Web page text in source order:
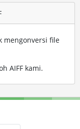
mengonversi file
AIFF kami.